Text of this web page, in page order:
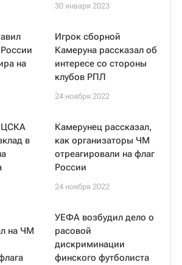
30 января 2023
на
Игрок сборной
Камеруна рассказал об
интересе со стороны
клубов РПЛ
24 ноября 2022
ЦСКА
в
Камерунец рассказал,
как организаторы ЧМ
отреагировали на флаг
России
24 ноября 2022
на ЧМ
УЕФА возбудил дело о
расовой
дискриминации
финского футболиста